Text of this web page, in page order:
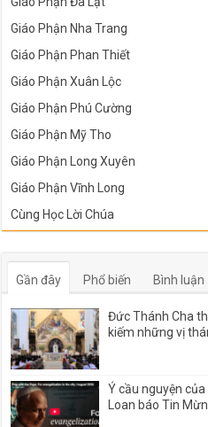
Giáo Phận Nha Trang
Giáo Phận Phan Thiết
Giáo Phận Xuân Lộc
Giáo Phận Phú Cường
Giáo Phận Mỹ Tho
Giáo Phận Long Xuyên
Giáo Phận Vĩnh Long
Cùng Học Lời Chúa
Gần đây Phổ biến Bình luận
Đức Thánh Cha
kiếm những vị
Ý cầu nguyện
Loan báo Tin